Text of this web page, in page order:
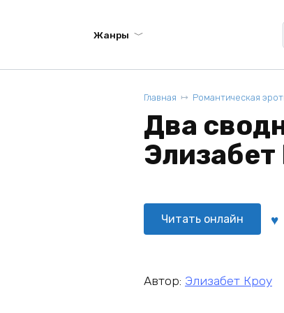
Жанры
Главная Романтическая
Два
Элизабет
Читать онлайн
Автор: Элизабет Кроу